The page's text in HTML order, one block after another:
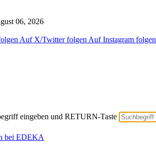
06, 2026
Auf X/Twitter folgen Auf Instagram folgen
eingeben und RETURN-Taste
bei EDEKA